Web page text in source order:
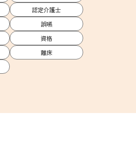
認定介護士
誤嚥
資格
離床